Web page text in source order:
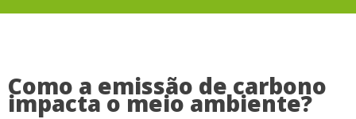
Como a emissão de carbono
impacta o meio ambiente?